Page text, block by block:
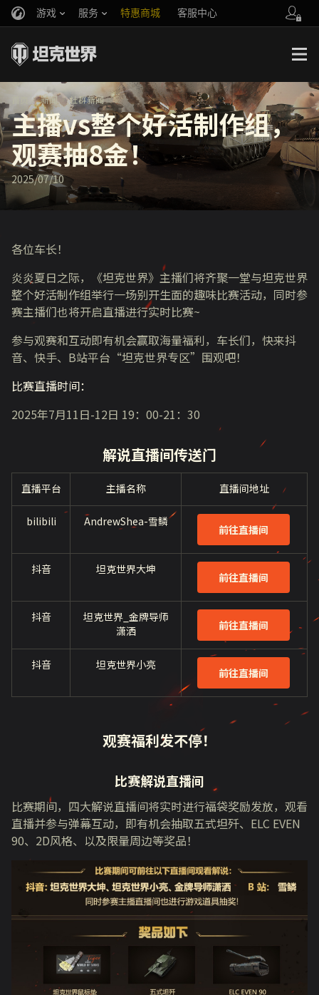
游戏 服务 特惠商城 客服中心
你好，吾久
万圣节
《以战止战》
官方自媒体
新闻 社群新闻
主播vs整个好活制作组，
观赛抽8金！
2025/07/10
各位车长！
炎炎夏日之际，《坦克世界》主播们将齐聚一堂与坦克世界
整个好活制作组举行一场别开生面的趣味比赛活动，同时参
赛主播们也将开启直播进行实时比赛~
参与观赛和互动即有机会赢取海量福利，车长们，快来抖
音、快手、B站平台“坦克世界专区”围观吧！
比赛直播时间：
2025年7月11日-12日 19：00-21：30
解说直播间传送门
直播平台 主播名称 直播间地址
bilibili AndrewShea-雪鳞
前往直播间
抖音 坦克世界大坤
前往直播间
抖音
坦克世界_金牌导师
潇洒
前往直播间
抖音 坦克世界小亮
前往直播间
观赛福利发不停！
比赛解说直播间
比赛期间，四大解说直播间将实时进行福袋奖励发放，观看
直播并参与弹幕互动，即有机会抽取五式坦歼、ELC EVEN
90、2D风格、以及限量周边等奖品！